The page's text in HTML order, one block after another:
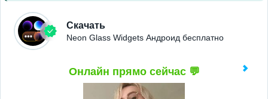
Скачать
Neon Glass Widgets Андроид бесплатно
Онлайн прямо сейчас 💬